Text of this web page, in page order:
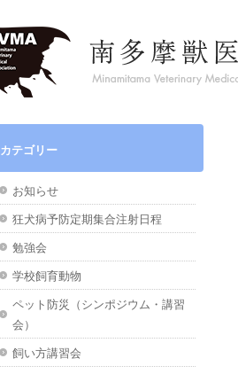
カテゴリー
お知らせ
狂犬病予防定期集合注射日程
勉強会
学校飼育動物
ペット防災（シンポジウム・講習
会）
飼い方講習会